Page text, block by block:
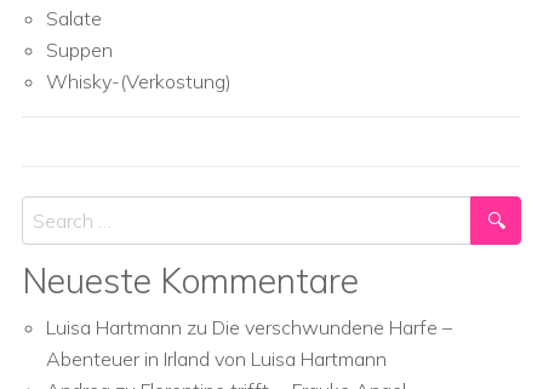
Salate
Suppen
Whisky-(Verkostung)
Search
Neueste Kommentare
Luisa Hartmann zu Die verschwundene Harfe –
Abenteuer in Irland von Luisa Hartmann